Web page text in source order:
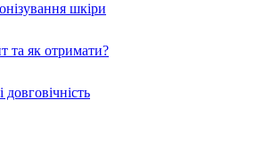
шкіри
та як отримати?